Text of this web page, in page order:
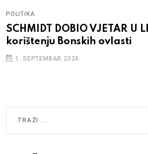
POLITIKA
SCHMIDT DOBIO VJETAR U
korištenju Bonskih ovlasti
1. SEPTEMBAR 2024.
Type 2 or more characters for results.